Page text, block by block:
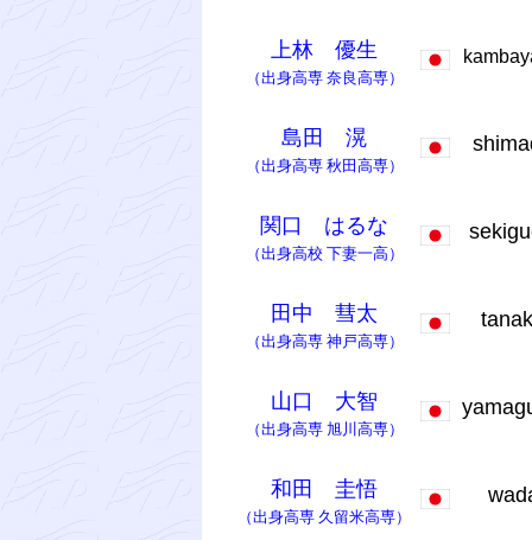
上林 優生
（出身高専 奈良高専）
島田 滉
（出身高専 秋田高専）
関口 はるな
（出身高校 下妻一高）
田中 彗太
（出身高専 神戸高専）
山口 大智
（出身高専 旭川高専）
和田 圭悟
（出身高専 久留米高専）